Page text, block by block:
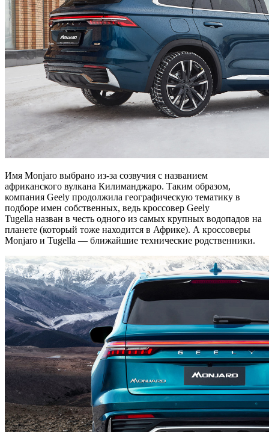
Имя Monjaro выбрано из-за созвучия с названием
африканского вулкана Килиманджаро. Таким образом,
компания Geely продолжила географическую тематику в
подборе имен собственных, ведь кроссовер Geely
Tugella назван в честь одного из самых крупных водопадов на
планете (который тоже находится в Африке). А кроссоверы
Monjaro и Tugella — ближайшие технические родственники.